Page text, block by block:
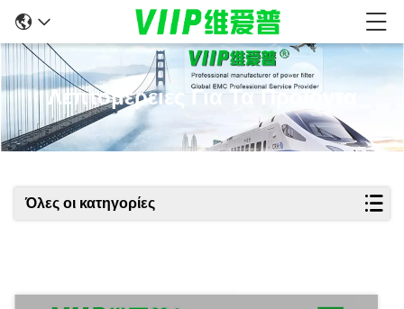
Λεπτομέρειες Για Τα Προϊόντα
Όλες οι κατηγορίες